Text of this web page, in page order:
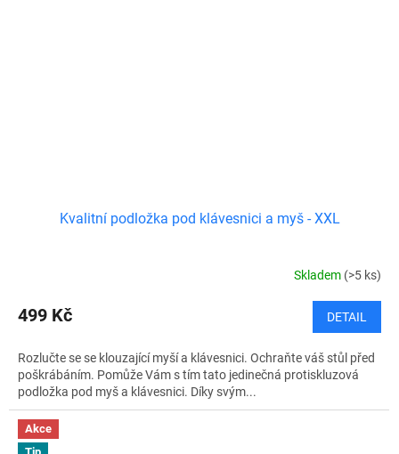
Kvalitní podložka pod klávesnici a myš - XXL
Skladem (>5 ks)
499 Kč DETAIL
Rozlučte se se klouzající myší a klávesnici. Ochraňte váš stůl před
poškrábáním. Pomůže Vám s tím tato jedinečná protiskluzová
podložka pod myš a klávesnici. Díky svým...
Akce